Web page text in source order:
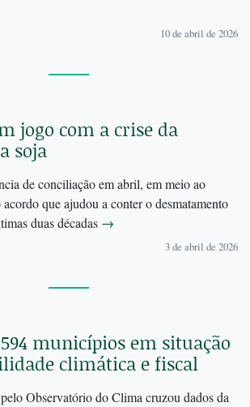
10 de abril de 2026
jogo com a crise da
soja
de conciliação em abril, em meio ao
que ajudou a conter o desmatamento
duas décadas →
3 de abril de 2026
municípios em situação
climática e fiscal
Observatório do Clima cruzou dados da